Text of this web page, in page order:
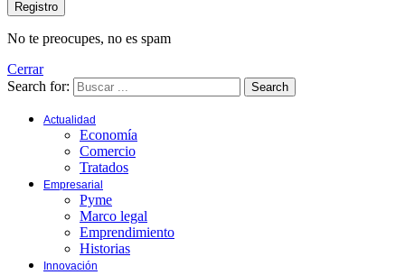
No te preocupes, no es spam
Cerrar
Search for:
Search
Actualidad
Economía
Comercio
Tratados
Empresarial
Pyme
Marco legal
Emprendimiento
Historias
Innovación